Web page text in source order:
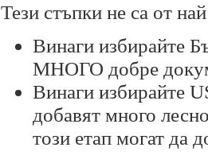
Тези стъпки не са от
Винаги избирайте
МНОГО добре
Винаги избирайте
добавят много
този етап могат да